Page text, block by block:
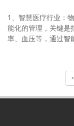
1、智慧医疗行业：
能化的管理，关键是
率、血压等，通过智